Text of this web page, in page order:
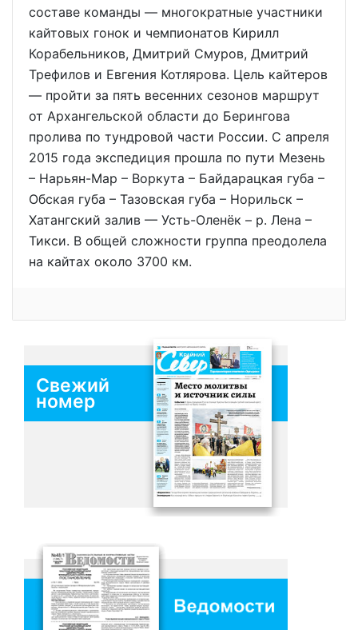
составе команды — многократные участники
кайтовых гонок и чемпионатов Кирилл
Корабельников, Дмитрий Смуров, Дмитрий
Трефилов и Евгения Котлярова. Цель кайтеров
— пройти за пять весенних сезонов маршрут
от Архангельской области до Берингова
пролива по тундровой части России. С апреля
2015 года экспедиция прошла по пути Мезень
– Нарьян-Мар – Воркута – Байдарацкая губа –
Обская губа – Тазовская губа – Норильск –
Хатангский залив — Усть-Оленёк – р. Лена –
Тикси. В общей сложности группа преодолела
на кайтах около 3700 км.
Свежий
номер